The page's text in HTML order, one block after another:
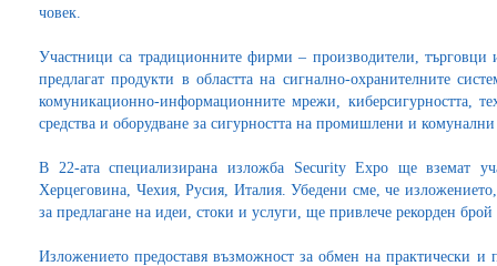
човек.
Участници са традиционните фирми – производители,
предлагат продукти в областта на сигнално-охранителните
комуникационно-информационните мрежи, киберсигурността,
средства и оборудване за сигурността на промишлени и
В 22-ата специализирана изложба Security Expo ще вземат
Херцеговина, Чехия, Русия, Италия. Убедени сме, че
за предлагане на идеи, стоки и услуги, ще привлече рекорден
Изложението предоставя възможност за обмен на практически и